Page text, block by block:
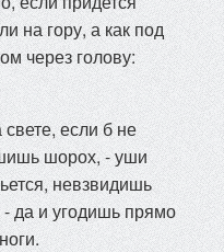
на гору, а как под
через голову:
если б не
шорох, - уши
невзвидишь
- да и угодишь прямо